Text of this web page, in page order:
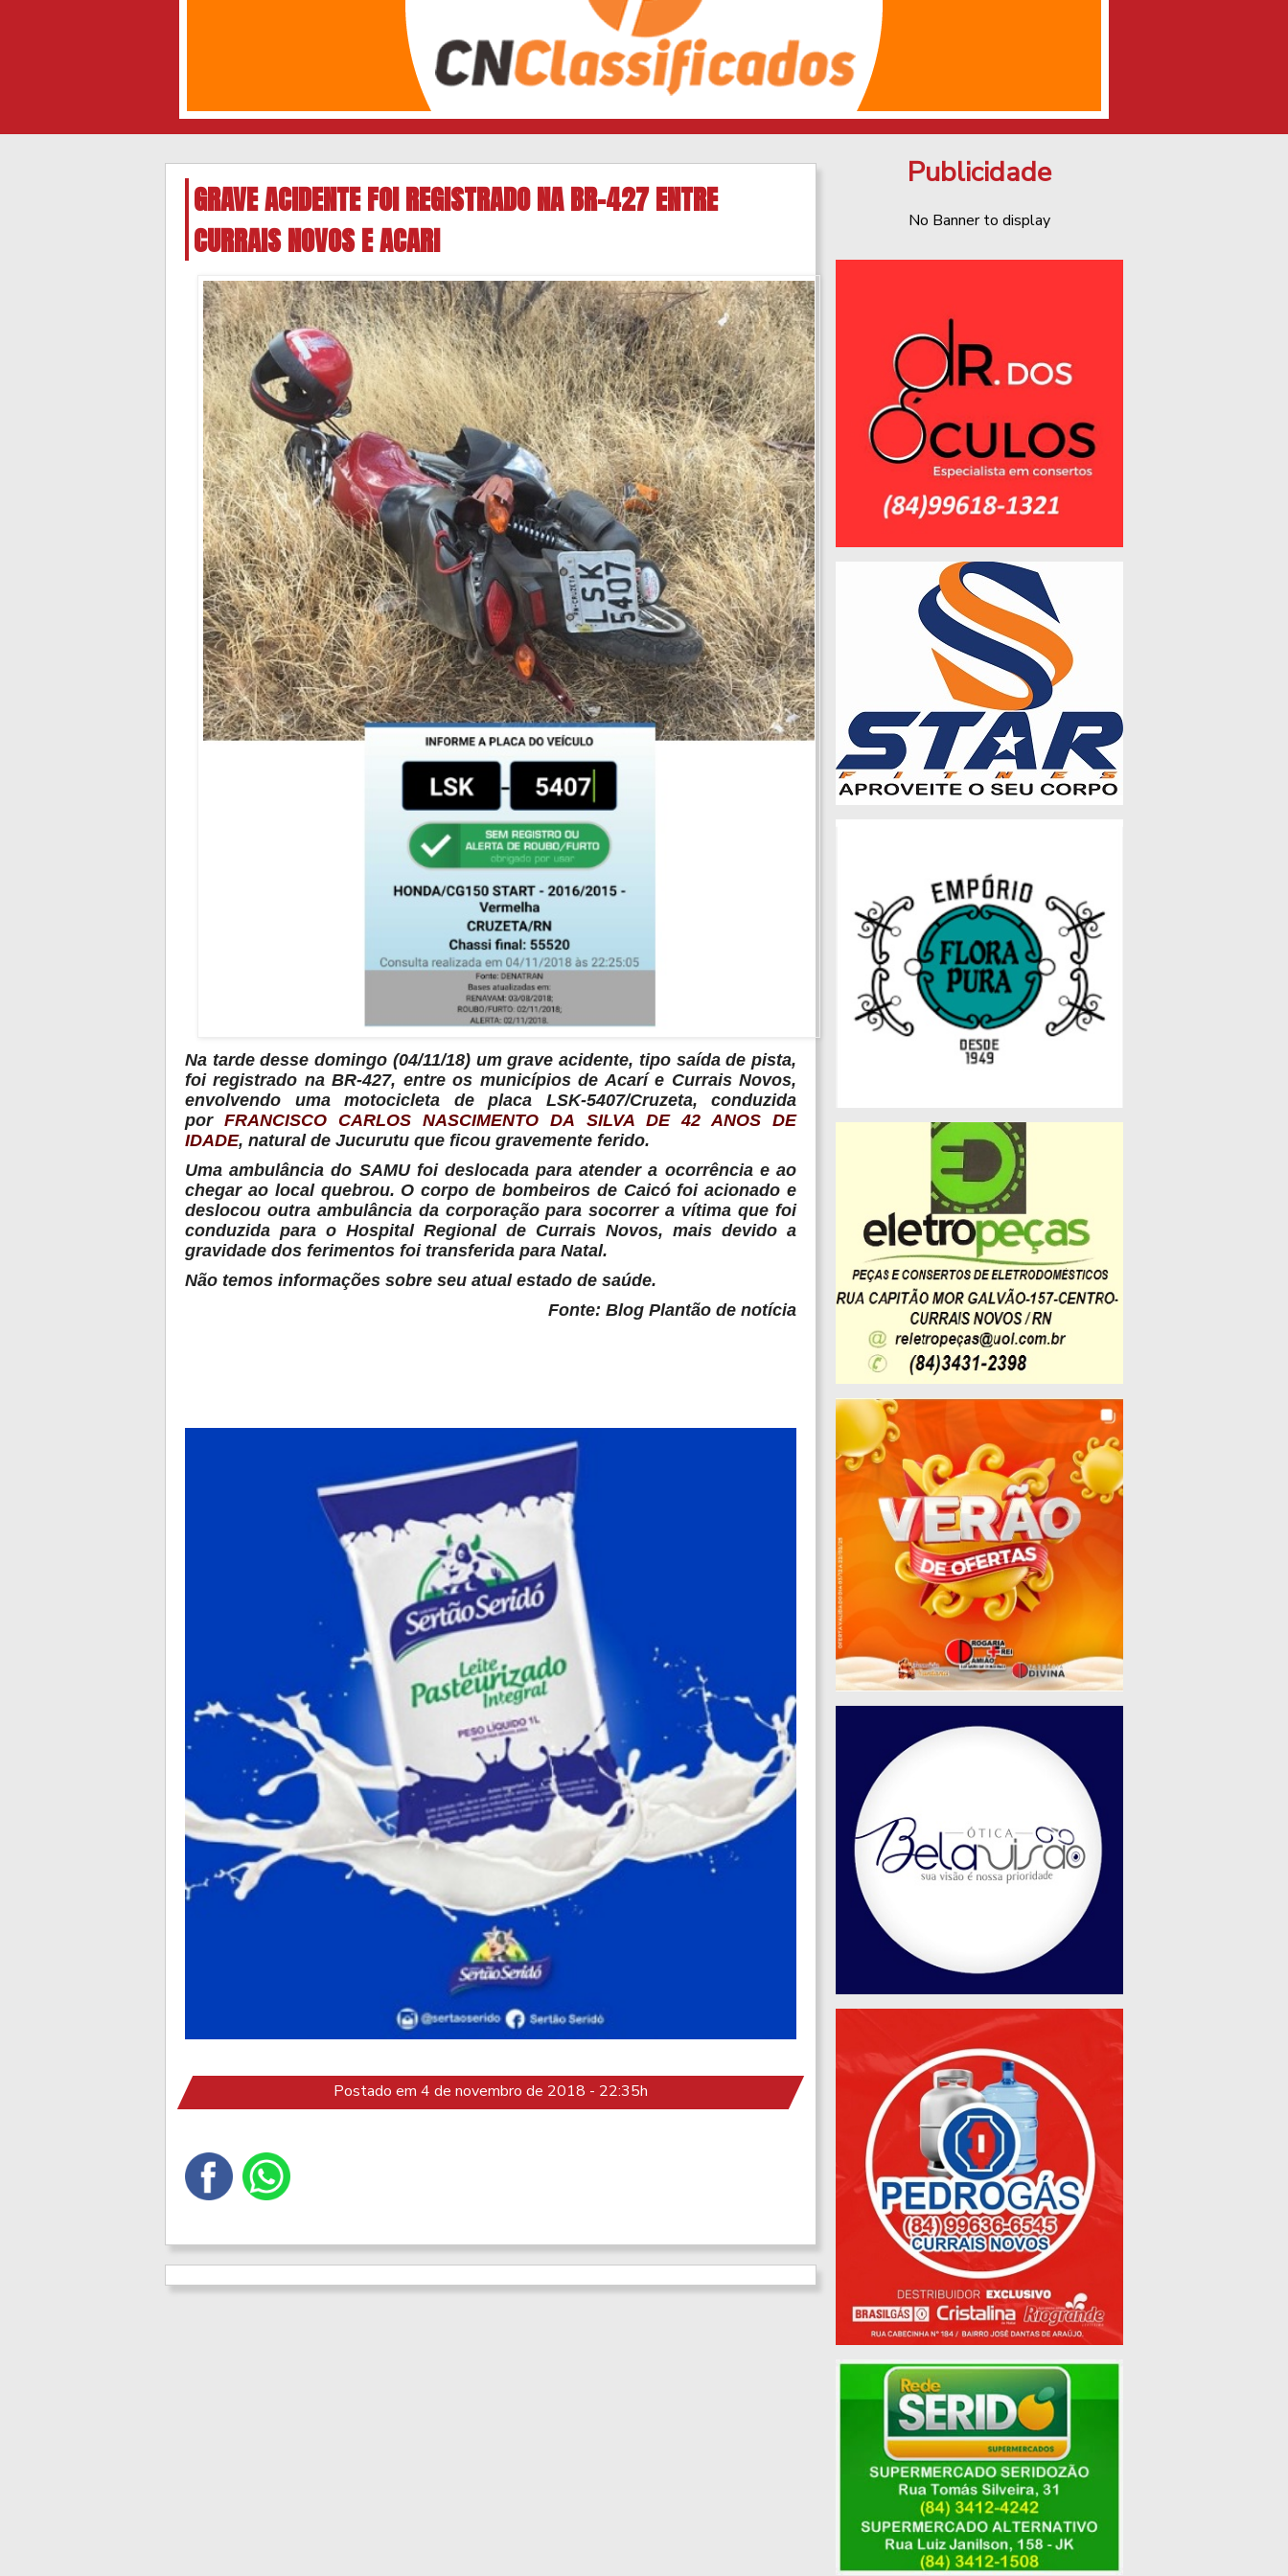
GRAVE ACIDENTE FOI REGISTRADO NA BR-427 ENTRE
CURRAIS NOVOS E ACARI
Na tarde desse domingo (04/11/18) um grave acidente, tipo saída de pista,
foi registrado na BR-427, entre os municípios de Acarí e Currais Novos,
envolvendo uma motocicleta de placa LSK-5407/Cruzeta, conduzida
porFRANCISCO CARLOS NASCIMENTO DA SILVA DE 42 ANOS DE
IDADE, natural de Jucurutu que ficou gravemente ferido.
Uma ambulância do SAMU foi deslocada para atender a ocorrência e ao
chegar ao local quebrou. O corpo de bombeiros de Caicó foi acionado e
deslocou outra ambulância da corporação para socorrer a vítima que foi
conduzida para o Hospital Regional de Currais Novos, mais devido a
gravidade dos ferimentos foi transferida para Natal.
Não temos informações sobre seu atual estado de saúde.
Fonte: Blog Plantão de notícia
Postado em 4 de novembro de 2018 - 22:35h
Publicidade
No Banner to display